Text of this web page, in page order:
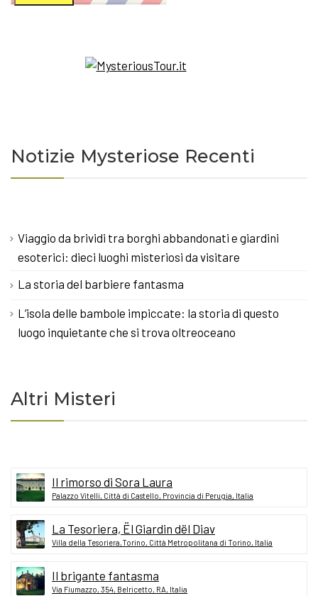
Notizie Mysteriose Recenti
Viaggio da brividi tra borghi abbandonati e giardini
esoterici: dieci luoghi misteriosi da visitare
La storia del barbiere fantasma
L’isola delle bambole impiccate: la storia di questo
luogo inquietante che si trova oltreoceano
Altri Misteri
Il rimorso di Sora Laura
Palazzo Vitelli, Città di Castello, Provincia di Perugia, Italia
La Tesoriera, Ël Giardin dël Diav
Villa della Tesoriera,Torino, Città Metropolitana di Torino, Italia
Il brigante fantasma
Via Fiumazzo, 354, Belricetto, RA, Italia